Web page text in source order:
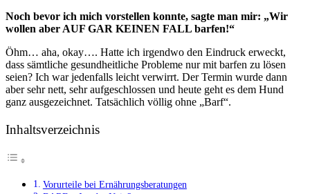
Noch bevor ich mich vorstellen konnte, sagte man mir: „Wir
wollen aber AUF GAR KEINEN FALL barfen!“
Öhm… aha, okay…. Hatte ich irgendwo den Eindruck erweckt,
dass sämtliche gesundheitliche Probleme nur mit barfen zu lösen
seien? Ich war jedenfalls leicht verwirrt. Der Termin wurde dann
aber sehr nett, sehr aufgeschlossen und heute geht es dem Hund
ganz ausgezeichnet. Tatsächlich völlig ohne „Barf“.
Inhaltsverzeichnis
Vorurteile bei Ernährungsberatungen